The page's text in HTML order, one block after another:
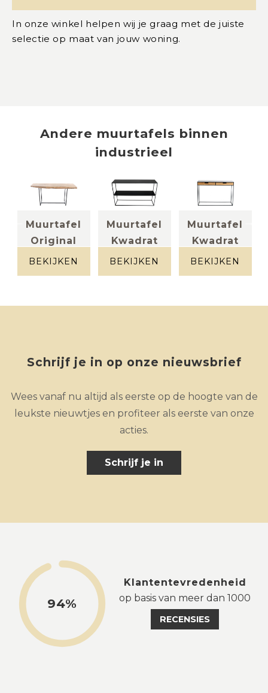
In onze winkel helpen wij je graag met de juiste
selectie op maat van jouw woning.
Andere muurtafels binnen
industrieel
Muurtafel
Original
metaal
BEKIJKEN
Muurtafel
Kwadrat
BEKIJKEN
Muurtafel
Kwadrat
metaal
BEKIJKEN
Schrijf je in op onze nieuwsbrief
Wees vanaf nu altijd als eerste op de hoogte van de
leukste nieuwtjes en profiteer als eerste van onze
acties.
Schrijf je in
94%
Klantentevredenheid
op basis van meer dan 1000
RECENSIES